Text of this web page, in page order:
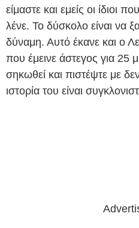
είμαστε και εμείς οι ίδιοι
λένε. Το δύσκολο είναι να
δύναμη. Αυτό έκανε και ο
που έμεινε άστεγος για
σηκωθεί και πιστέψτε με
ιστορία του είναι